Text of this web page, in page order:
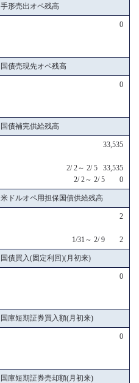
手形売出オペ残高
0
国債売現先オペ残高
0
国債補完供給残高
33,535
2/ 2～ 2/ 5 33,535
2/ 2～ 2/ 5 0
米ドルオペ用担保国債供給残高
2
1/31～ 2/ 9 2
国債買入(固定利回)(月初来)
0
国庫短期証券買入額(月初来)
0
国庫短期証券売却額(月初来)